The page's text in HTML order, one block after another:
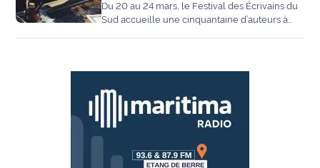
Contenus
Du 20 au 24 mars, le Festival des Écrivains du
Sud accueille une cinquantaine d’auteurs à